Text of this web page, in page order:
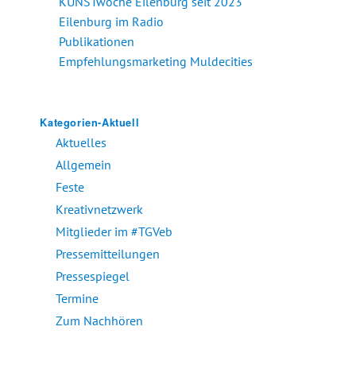
Eilenburg im Radio
Publikationen
Empfehlungsmarketing Muldecities
Kategorien-Aktuell
Aktuelles
Allgemein
Feste
Kreativnetzwerk
Mitglieder im #TGVeb
Pressemitteilungen
Pressespiegel
Termine
Zum Nachhören